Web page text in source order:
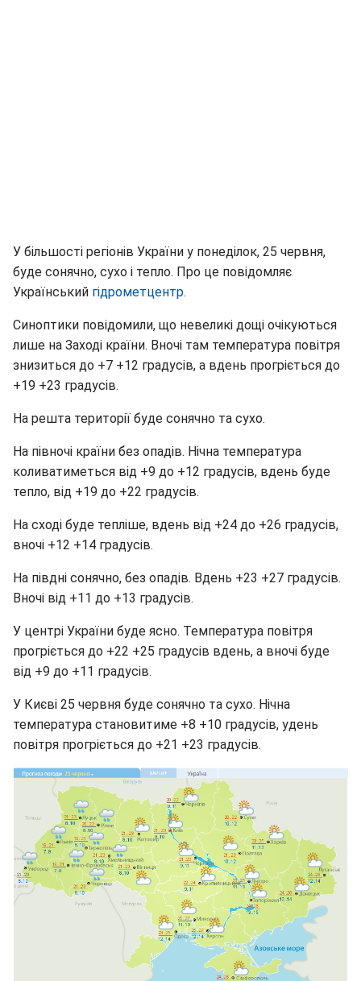
У більшості регіонів України у понеділок, 25 червня,
буде сонячно, сухо і тепло. Про це повідомляє
Український гідрометцентр.
Синоптики повідомили, що невеликі дощі очікуються
лише на Заході країни. Вночі там температура повітря
знизиться до +7 +12 градусів, а вдень прогріється до
+19 +23 градусів.
На решта території буде сонячно та сухо.
На півночі країни без опадів. Нічна температура
коливатиметься від +9 до +12 градусів, вдень буде
тепло, від +19 до +22 градусів.
На сході буде тепліше, вдень від +24 до +26 градусів,
вночі +12 +14 градусів.
На півдні сонячно, без опадів. Вдень +23 +27 градусів.
Вночі від +11 до +13 градусів.
У центрі України буде ясно. Температура повітря
прогріється до +22 +25 градусів вдень, а вночі буде
від +9 до +11 градусів.
У Києві 25 червня буде сонячно та сухо. Нічна
температура становитиме +8 +10 градусів, удень
повітря прогріється до +21 +23 градусів.